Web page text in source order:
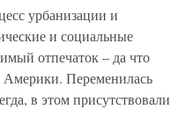
урбанизации и
и социальные
отпечаток – да что
Переменилась
в этом присутствовали